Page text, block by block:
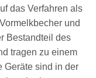
das Verfahren als
und
Bestandteil des
tragen zu einem
Geräte sind in der